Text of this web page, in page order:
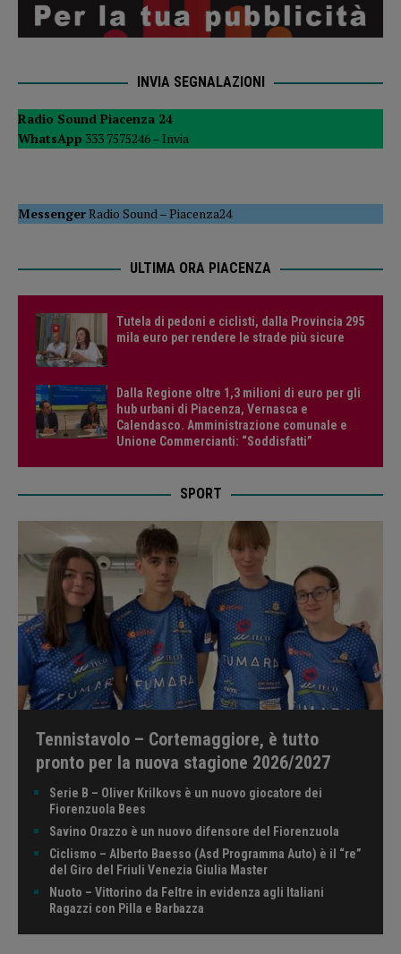
INVIA SEGNALAZIONI
Radio Sound Piacenza 24
WhatsApp 333 7575246 – Invia
MessengerRadio Sound–Piacenza24
ULTIMA ORA PIACENZA
Tutela di pedoni e ciclisti, dalla Provincia 295
mila euro per rendere le strade più sicure
Dalla Regione oltre 1,3 milioni di euro per gli
hub urbani di Piacenza, Vernasca e
Calendasco. Amministrazione comunale e
Unione Commercianti: “Soddisfatti”
SPORT
Tennistavolo – Cortemaggiore, è tutto
pronto per la nuova stagione 2026/2027
Serie B – Oliver Krilkovs è un nuovo giocatore dei
Fiorenzuola Bees
Savino Orazzo è un nuovo difensore del Fiorenzuola
Ciclismo – Alberto Baesso (Asd Programma Auto) è il “re”
del Giro del Friuli Venezia Giulia Master
Nuoto – Vittorino da Feltre in evidenza agli Italiani
Ragazzi con Pilla e Barbazza